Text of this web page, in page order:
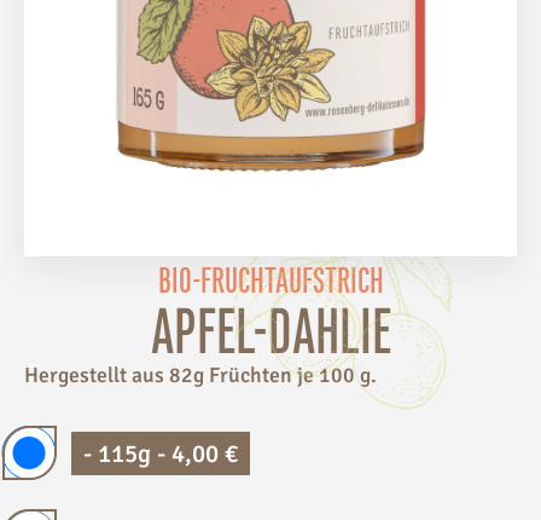
BIO-FRUCHTAUFSTRICH
APFEL-DAHLIE
Hergestellt aus 82g Früchten je 100 g.
- 115g - 4,00€